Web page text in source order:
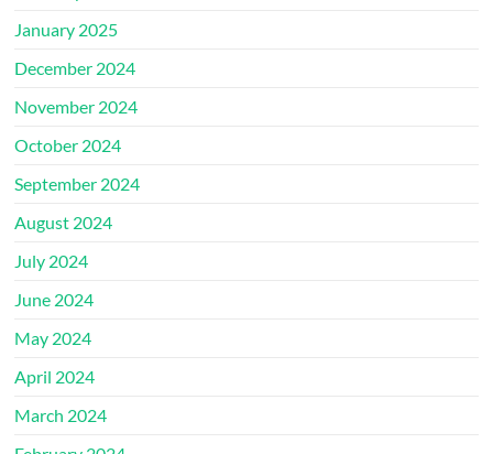
January 2025
December 2024
November 2024
October 2024
September 2024
August 2024
July 2024
June 2024
May 2024
April 2024
March 2024